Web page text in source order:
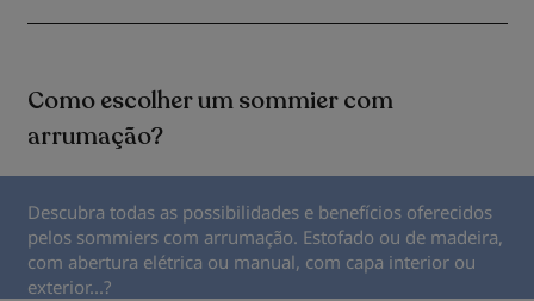
Como escolher um sommier com
arrumação?
Descubra todas as possibilidades e benefícios oferecidos
pelos sommiers com arrumação. Estofado ou de madeira,
com abertura elétrica ou manual, com capa interior ou
exterior...?